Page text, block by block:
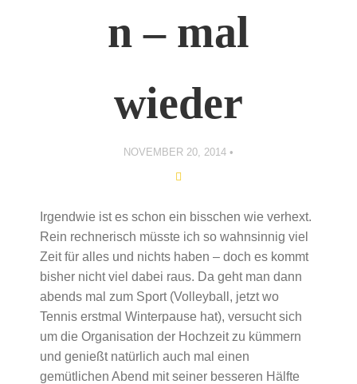
n – mal
wieder
NOVEMBER 20, 2014
Irgendwie ist es schon ein bisschen wie verhext.
Rein rechnerisch müsste ich so wahnsinnig viel
Zeit für alles und nichts haben – doch es kommt
bisher nicht viel dabei raus. Da geht man dann
abends mal zum Sport (Volleyball, jetzt wo
Tennis erstmal Winterpause hat), versucht sich
um die Organisation der Hochzeit zu kümmern
und genießt natürlich auch mal einen
gemütlichen Abend mit seiner besseren Hälfte